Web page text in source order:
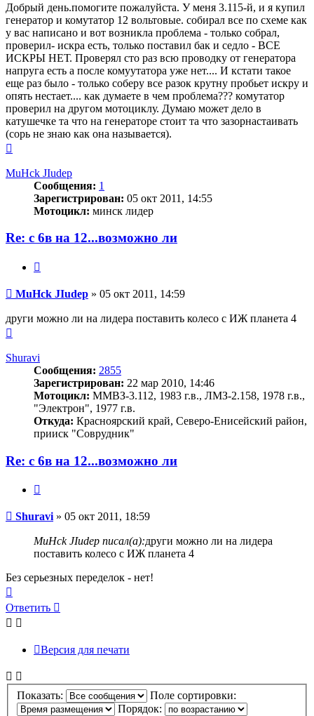
Добрый день.помогите пожалуйста. У меня 3.115-й, и я купил
генератор и комутатор 12 вольтовые. собирал все по схеме как
у вас написано и вот возникла проблема - только собрал,
проверил- искра есть, только поставил бак и седло - ВСЕ
ИСКРЫ НЕТ. Проверял сто раз всю проводку от генератора
напруга есть а после комуутатора уже нет.... И кстати такое
еще раз было - только соберу все разок крутну пробьет искру и
опять нестает.... как думаете в чем проблема??? комутатор
проверил на другом мотоциклу. Думаю может дело в
катушечке та что на генераторе стоит та что зазорнастаивать
(сорь не знаю как она называется).
началу
MuHck JIudep
Сообщения: 1
Зарегистрирован: 05 окт 2011, 14:55
Мотоцикл: минск лидер
Re: с 6в на 12...возможно ли
Сообщение
MuHck JIudep » 05 окт 2011, 14:59
други можно ли на лидера поставить колесо с ИЖ планета 4
началу
Shuravi
Сообщения: 2855
Зарегистрирован: 22 мар 2010, 14:46
Мотоцикл: ММВЗ-3.112, 1983 г.в., ЛМЗ-2.158, 1978 г.в.,
"Электрон", 1977 г.в.
Откуда: Красноярский край, Северо-Енисейский район,
прииск "Соврудник"
Re: с 6в на 12...возможно ли
Сообщение
Shuravi» 05 окт 2011, 18:59
MuHck JIudep писал(а):други можно ли на лидера
поставить колесо с ИЖ планета 4
Без серьезных переделок - нет!
к
началу
Ответить
Версия для печати
Показать:
Поле сортировки:
Порядок: